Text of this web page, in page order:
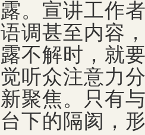
露。宣讲工作
语调甚至内容
露不解时，就
觉听众注意力
新聚焦。只有
台下的隔阂，